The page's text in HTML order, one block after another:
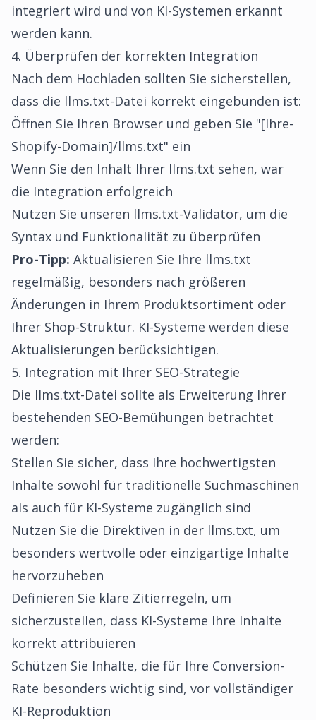
integriert wird und von KI-Systemen erkannt
werden kann.
4. Überprüfen der korrekten Integration
Nach dem Hochladen sollten Sie sicherstellen,
dass die llms.txt-Datei korrekt eingebunden ist:
Öffnen Sie Ihren Browser und geben Sie "[Ihre-
Shopify-Domain]/llms.txt" ein
Wenn Sie den Inhalt Ihrer llms.txt sehen, war
die Integration erfolgreich
Nutzen Sie unseren llms.txt-Validator, um die
Syntax und Funktionalität zu überprüfen
Pro-Tipp: Aktualisieren Sie Ihre llms.txt
regelmäßig, besonders nach größeren
Änderungen in Ihrem Produktsortiment oder
Ihrer Shop-Struktur. KI-Systeme werden diese
Aktualisierungen berücksichtigen.
5. Integration mit Ihrer SEO-Strategie
Die llms.txt-Datei sollte als Erweiterung Ihrer
bestehenden SEO-Bemühungen betrachtet
werden:
Stellen Sie sicher, dass Ihre hochwertigsten
Inhalte sowohl für traditionelle Suchmaschinen
als auch für KI-Systeme zugänglich sind
Nutzen Sie die Direktiven in der llms.txt, um
besonders wertvolle oder einzigartige Inhalte
hervorzuheben
Definieren Sie klare Zitierregeln, um
sicherzustellen, dass KI-Systeme Ihre Inhalte
korrekt attribuieren
Schützen Sie Inhalte, die für Ihre Conversion-
Rate besonders wichtig sind, vor vollständiger
KI-Reproduktion